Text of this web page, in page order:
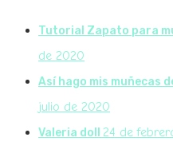
Tutorial Zapato para
de 2020
Así hago mis muñecas
julio de 2020
Valeria doll 24 de